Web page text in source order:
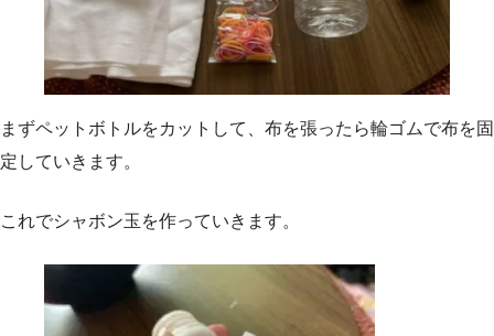
まずペットボトルをカットして、布を張ったら輪ゴムで布を固
定していきます。
これでシャボン玉を作っていきます。